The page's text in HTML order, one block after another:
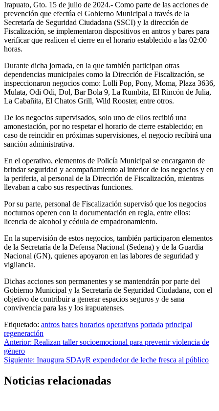
Irapuato, Gto. 15 de julio de 2024.- Como parte de las acciones de
prevención que efectúa el Gobierno Municipal a través de la
Secretaría de Seguridad Ciudadana (SSCI) y la dirección de
Fiscalización, se implementaron dispositivos en antros y bares para
verificar que realicen el cierre en el horario establecido a las 02:00
horas.
Durante dicha jornada, en la que también participan otras
dependencias municipales como la Dirección de Fiscalización, se
inspeccionaron negocios como: Lolli Pop, Pony, Moma, Plaza 3636,
Mulata, Odi Odi, Dol, Bar Bola 9, La Rumbita, El Rincón de Julia,
La Cabañita, El Chatos Grill, Wild Rooster, entre otros.
De los negocios supervisados, solo uno de ellos recibió una
amonestación, por no respetar el horario de cierre establecido; en
caso de reincidir en próximas supervisiones, el negocio recibirá una
sanción administrativa.
En el operativo, elementos de Policía Municipal se encargaron de
brindar seguridad y acompañamiento al interior de los negocios y en
la periferia, al personal de la Dirección de Fiscalización, mientras
llevaban a cabo sus respectivas funciones.
Por su parte, personal de Fiscalización supervisó que los negocios
nocturnos operen con la documentación en regla, entre ellos:
licencia de alcohol y cédula de empadronamiento.
En la supervisión de estos negocios, también participaron elementos
de la Secretaría de la Defensa Nacional (Sedena) y de la Guardia
Nacional (GN), quienes apoyaron en las labores de seguridad y
vigilancia.
Dichas acciones son permanentes y se mantendrán por parte del
Gobierno Municipal y la Secretaría de Seguridad Ciudadana, con el
objetivo de contribuir a generar espacios seguros y de sana
convivencia para las y los irapuatenses.
Etiquetado: antros bares horarios operativos portada principal
regeneración
Anterior: Realizan taller socioemocional para prevenir violencia de
género
Siguiente: Inaugura SDAyR expendedor de leche fresca al público
Noticias relacionadas